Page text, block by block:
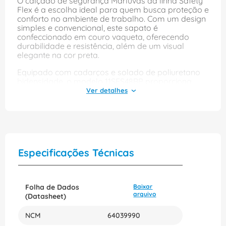
Flex é a escolha ideal para quem busca proteção e
conforto no ambiente de trabalho. Com um design
simples e convencional, este sapato é
confeccionado em couro vaqueta, oferecendo
durabilidade e resistência, além de um visual
elegante na cor preta.
Equipado com cadarços e solado de poliuretano
excelente aderência e conforto durante longos
Especificações Técnicas
Folha de Dados
(Datasheet)
Baixar
arquivo
NCM 64039990